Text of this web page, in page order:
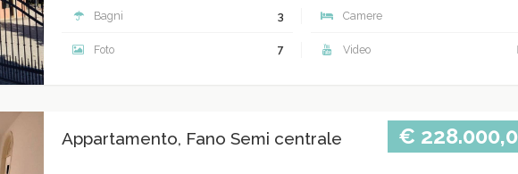
Bagni 3 Camere
Foto 7 Video
Appartamento, Fano Semi centrale €